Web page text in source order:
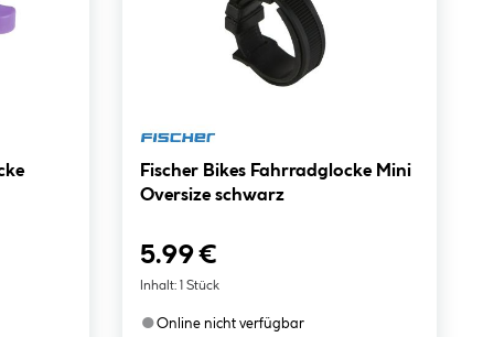
Fischer Bikes Fahrradglocke Mini
Oversize schwarz
5.99 €
Inhalt: 1 Stück
●Online nicht verfügbar